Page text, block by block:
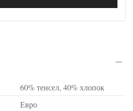
60% тенсел, 40% хлопок
Евро